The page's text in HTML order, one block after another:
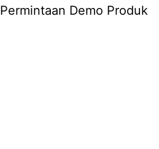
Permintaan Demo Produk